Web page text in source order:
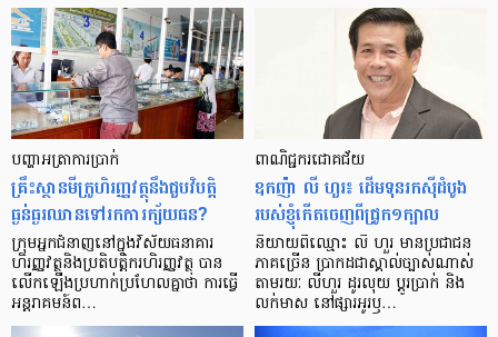
បញ្ហា​អត្រា​ការប្រាក់
គ្រឹះស្ថាន​មីក្រូ​ហិរញ្ញវត្ថុ​នឹង​ជួប​វិបត្តិ​
ធ្ងន់ធ្ងរ​ឈាន​ទៅ​រក​ការ​ក្ស័យធន?
ក្រុម​អ្នក​ជំនាញ​នៅ​ក្នុង​វិស័យ​ធនាគារ
ហិរញ្ញវត្ថុ​និង​ប្រតិបត្តិករ​ហិរញ្ញ​វត្ថុ បាន​​
លើក​ឡើង​ប្រហាក់​ប្រហែល​គ្នា​ថា ការ​ធ្វើ​
អន្តរាគមន៍​ព…
ពាណិជ្ជករជោគជ័យ
ឧកញ៉ា លី ហួរ៖ ដើមទុនរកស៊ីដំបូង
របស់ខ្ញុំកើតចេញពីជ្រូក១ក្បាល
និយាយ​ពី​ឈ្មោះ លី ហួរ មាន​ប្រជាជន​
ភាគ​ច្រើន ប្រាកដ​ជា​ស្គាល់​ច្បាស់​ណាស់
តាមរយៈ លីហួរ ដូរ​លុយ ប្តូរ​បា្រក់ និង​
លក់​មាស នៅ​ផ្សារ​អូរ​ឫ…